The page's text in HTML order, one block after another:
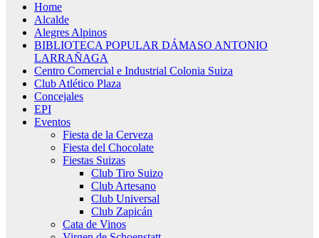
Home
Alcalde
Alegres Alpinos
BIBLIOTECA POPULAR DÁMASO ANTONIO
LARRAÑAGA
Centro Comercial e Industrial Colonia Suiza
Club Atlético Plaza
Concejales
EPI
Eventos
Fiesta de la Cerveza
Fiesta del Chocolate
Fiestas Suizas
Club Tiro Suizo
Club Artesano
Club Universal
Club Zapicán
Cata de Vinos